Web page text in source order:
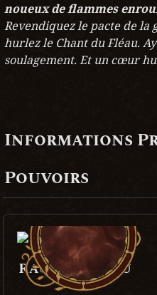
noueux de flammes
Revendiquez le pacte de la
hurlez le Chant du Fléau.
soulagement. Et un cœur
Informations
Pouvoirs
Rage du Fléau